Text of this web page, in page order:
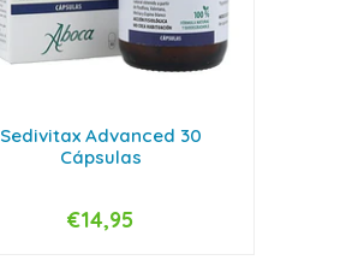
Sedivitax Advanced 30
Cápsulas
+
€14,95